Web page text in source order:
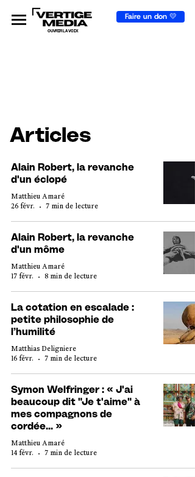
Faire un don 💛
OUVRIR LA VOIX
Articles
Alain Robert, la revanche
d'un éclopé
Matthieu Amaré
26 févr.
7 min de lecture
Alain Robert, la revanche
d'un môme
Matthieu Amaré
17 févr.
8 min de lecture
La cotation en escalade :
petite philosophie de
l’humilité
Matthias Deligniere
16 févr.
7 min de lecture
Symon Welfringer : « J'ai
beaucoup dit "Je t'aime" à
mes compagnons de
cordée... »
Matthieu Amaré
14 févr.
7 min de lecture